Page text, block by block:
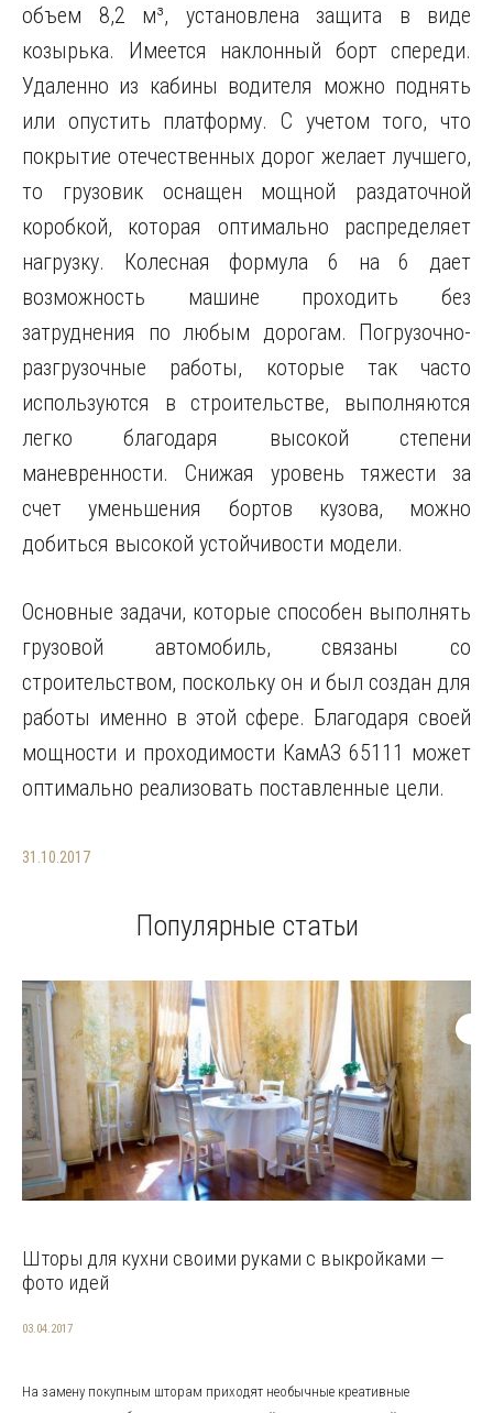
объем 8,2 м³, установлена защита в виде
козырька. Имеется наклонный борт спереди.
Удаленно из кабины водителя можно поднять
или опустить платформу. С учетом того, что
покрытие отечественных дорог желает лучшего,
то грузовик оснащен мощной раздаточной
коробкой, которая оптимально распределяет
нагрузку. Колесная формула 6 на 6 дает
возможность машине проходить без
затруднения по любым дорогам. Погрузочно-
разгрузочные работы, которые так часто
используются в строительстве, выполняются
легко благодаря высокой степени
маневренности. Снижая уровень тяжести за
счет уменьшения бортов кузова, можно
добиться высокой устойчивости модели.
Основные задачи, которые способен выполнять
грузовой автомобиль, связаны со
строительством, поскольку он и был создан для
работы именно в этой сфере. Благодаря своей
мощности и проходимости КамАЗ 65111 может
оптимально реализовать поставленные цели.
31.10.2017
Популярные статьи
Шторы для кухни своими руками с выкройками —
фото идей
03.04.2017
На замену покупным шторам приходят необычные креативные